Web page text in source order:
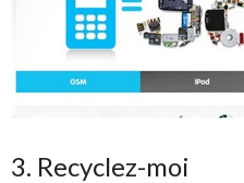
3. Recyclez-moi